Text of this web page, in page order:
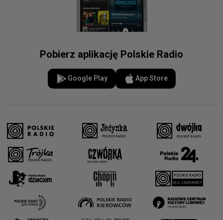
Pobierz aplikację Polskie Radio
Google Play App Store